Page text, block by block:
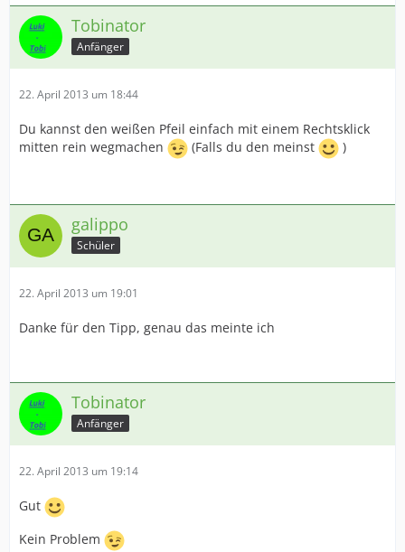
Tobinator
Anfänger
22. April 2013 um 18:44
Du kannst den weißen Pfeil einfach mit einem Rechtsklick
mitten rein wegmachen
(Falls du den meinst )
galippo
Schüler
22. April 2013 um 19:01
Danke für den Tipp, genau das meinte ich
Tobinator
Anfänger
22. April 2013 um 19:14
Gut
Kein Problem